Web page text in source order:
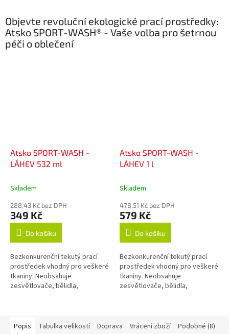
Objevte revoluční ekologické prací prostředky:
Atsko SPORT-WASH® - Vaše volba pro šetrnou
péči o oblečení
Atsko SPORT-WASH -
LÁHEV 532 ml
Skladem
288,43 Kč bez DPH
349 Kč
Do košíku
Bezkonkurenční tekutý prací
prostředek vhodný pro veškeré
tkaniny. Neobsahuje
zesvětlovače, bělidla,
Atsko SPORT-WASH -
LÁHEV 1 l
Skladem
478,51 Kč bez DPH
579 Kč
Do košíku
Bezkonkurenční tekutý prací
prostředek vhodný pro veškeré
tkaniny. Neobsahuje
zesvětlovače, bělidla,
Popis
Tabulka velikostí Doprava Vrácení zboží Podobné (8)